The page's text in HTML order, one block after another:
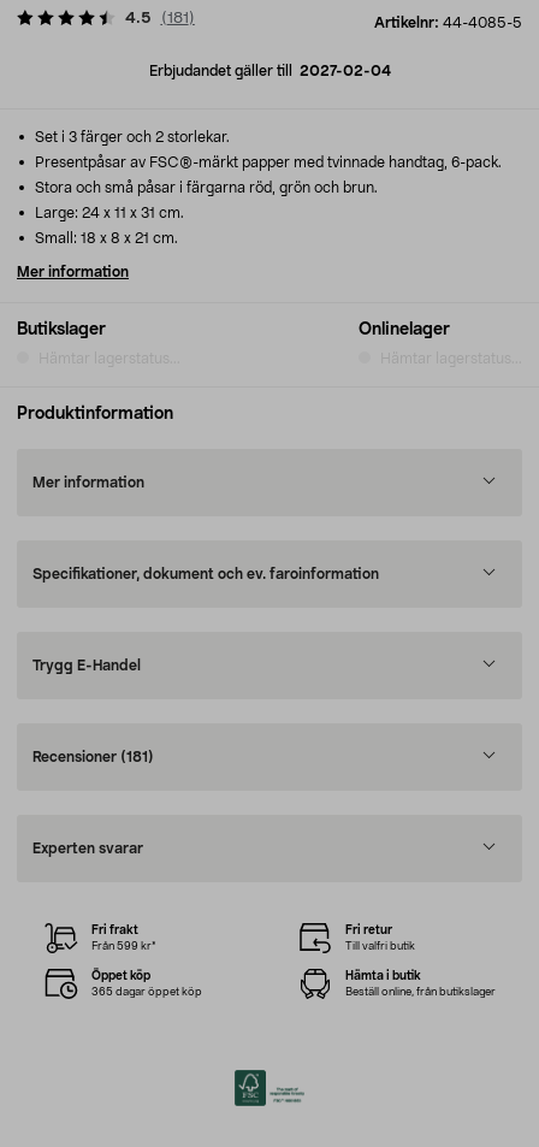
Artikelnr: 44-4085-5
4.5 (181 )
Erbjudandet gäller till 2027-02-04
Butikslager
Hämtar lagerstatus...
Onlinelager
Hämtar lagerstatus...
Set i 3 färger och 2 storlekar.
Presentpåsar av FSC®-märkt papper med tvinnade handtag, 6-pack.
Stora och små påsar i färgarna röd, grön och brun.
Large: 24 x 11 x 31 cm.
Small: 18 x 8 x 21 cm.
Mer information
Produktinformation
Mer information
Specifikationer, dokument och ev. faroinformation
Trygg E-Handel
Recensioner (181)
Experten svarar
Fri frakt
Från 599 kr*
Fri retur
Till valfri butik
Öppet köp
365 dagar öppet köp
Hämta i butik
Beställ online, från butikslager